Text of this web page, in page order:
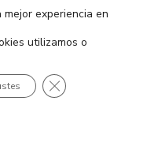
|Política de
de cookies
experiencia en
utilizamos o
Cerrar el banner de